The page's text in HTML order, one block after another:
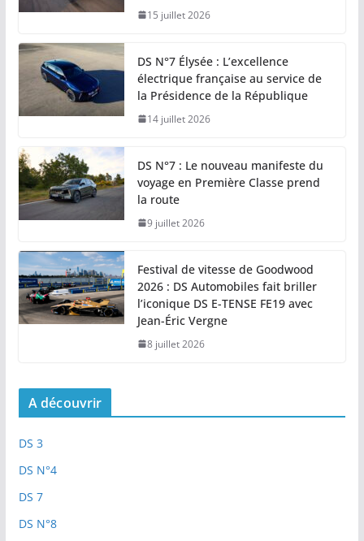
15 juillet 2026
DS N°7 Élysée : L’excellence
électrique française au service de
la Présidence de la République
14 juillet 2026
DS N°7 : Le nouveau manifeste du
voyage en Première Classe prend
la route
9 juillet 2026
Festival de vitesse de Goodwood
2026 : DS Automobiles fait briller
l’iconique DS E-TENSE FE19 avec
Jean-Éric Vergne
8 juillet 2026
A découvrir
DS 3
DS N°4
DS 7
DS N°8